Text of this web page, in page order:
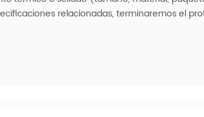
relacionadas, terminaremos el